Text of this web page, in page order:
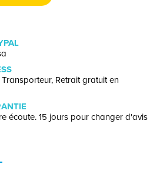
Retrait gratuit en
écoute. 15 jours pour changer d'avis